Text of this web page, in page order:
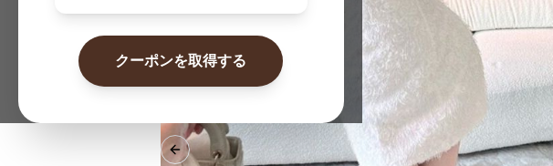
クーポンを取得する
Previous slide